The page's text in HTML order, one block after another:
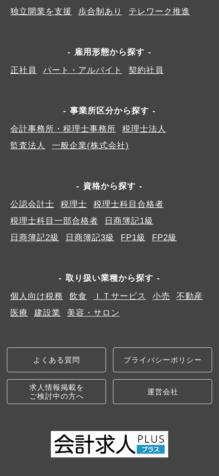
独立開業を支援
歩合制あり テレワーク推進
雇用形態から探す
正社員
パート・アルバイト 契約社員
事業所区分から探す
会計事務所・税理士事務所
税理士法人
監査法人
一般企業(株式会社)
資格から探す
公認会計士
税理士
税理士科目合格者
税理士科目一部合格者
日商簿記1級
日商簿記2級
日商簿記3級 FP1級 FP2級
取り扱い業種から探す
個人向け税務
飲食 ＩＴサービス 小売
不動産
医療
建設業 美容・サロン
よくある質問 プライバシーポリシー
求人情報掲載を
ご検討中の方へ
運営会社